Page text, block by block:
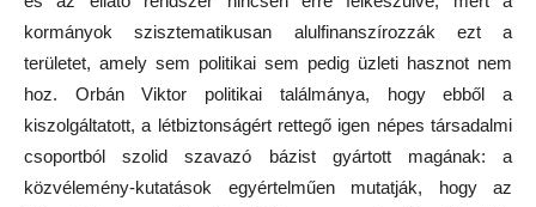
kormányok szisztematikusan alulfinanszírozzák ezt a
területet, amely sem politikai sem pedig üzleti hasznot nem
hoz. Orbán Viktor politikai találmánya, hogy ebből a
kiszolgáltatott, a létbiztonságért rettegő igen népes társadalmi
csoportból szolid szavazó bázist gyártott magának: a
közvélemény-kutatások egyértelműen mutatják, hogy az